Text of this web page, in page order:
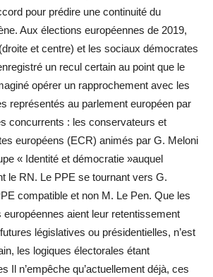
pour prédire une continuité du
Aux élections européennes de 2019,
et centre) et les sociaux démocrates
un recul certain au point que le
opérer un rapprochement avec les
représentés au parlement européen par
concurrents : les conservateurs et
européens (ECR) animés par G. Meloni
« Identité et démocratie »auquel
le RN. Le PPE se tournant vers G.
compatible et non M. Le Pen. Que les
européennes aient leur retentissement
législatives ou présidentielles, n’est
les logiques électorales étant
Il n’empêche qu’actuellement déjà, ces